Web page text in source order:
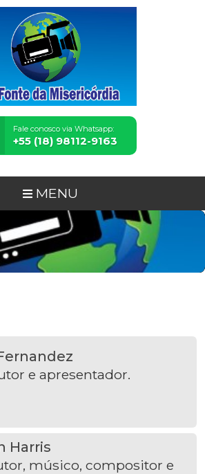
Fale conosco via Whatsapp:
+55 (18) 98112-9163
MENU
e apresentador.
Harris
músico, compositor e